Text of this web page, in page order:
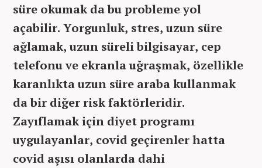
süre okumak da bu probleme yol
açabilir. Yorgunluk, stres, uzun süre
ağlamak, uzun süreli bilgisayar, cep
telefonu ve ekranla uğraşmak, özellikle
karanlıkta uzun süre araba kullanmak
da bir diğer risk faktörleridir.
Zayıflamak için diyet programı
uygulayanlar, covid geçirenler hatta
covid aşısı olanlarda dahi